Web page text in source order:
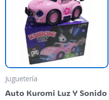
Juguetería
Auto Kuromi Luz Y Sonido